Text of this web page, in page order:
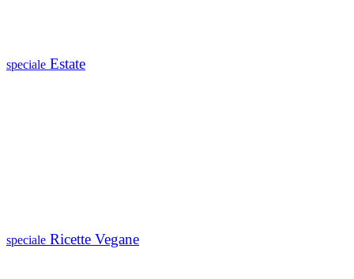
speciale Estate
speciale Ricette Vegane